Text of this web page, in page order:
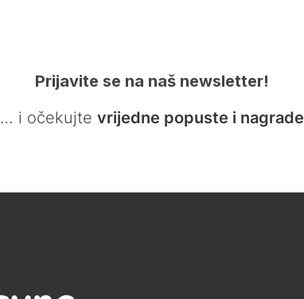
Prijavite se na naš newsletter!
… i očekujte vrijedne popuste i nagrade